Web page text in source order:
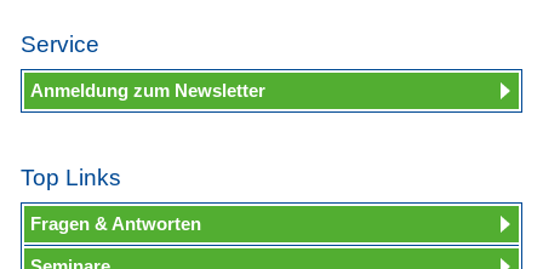
Service
Anmeldung zum Newsletter
Top Links
Fragen & Antworten